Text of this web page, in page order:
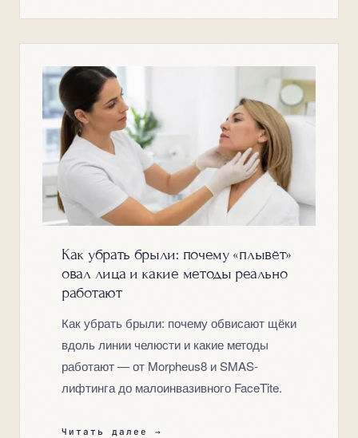
Как убрать брыли: почему «плывёт»
овал лица и какие методы реально
работают
Как убрать брыли: почему обвисают щёки
вдоль линии челюсти и какие методы
работают — от Morpheus8 и SMAS-
лифтинга до малоинвазивного FaceTite.
Читать далее →